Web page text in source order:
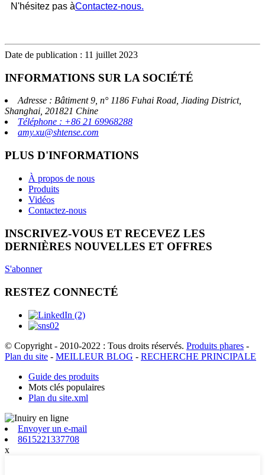
N'hésitez pas àContactez-nous.
Date de publication : 11 juillet 2023
INFORMATIONS SUR LA SOCIÉTÉ
Adresse : Bâtiment 9, n° 1186 Fuhai Road, Jiading District,
Shanghai, 201821 Chine
Téléphone : +86 21 69968288
amy.xu@shtense.com
PLUS D'INFORMATIONS
À propos de nous
Produits
Vidéos
Contactez-nous
INSCRIVEZ-VOUS ET RECEVEZ LES
DERNIÈRES NOUVELLES ET OFFRES
S'abonner
RESTEZ CONNECTÉ
© Copyright - 2010-2022 : Tous droits réservés. Produits phares -
Plan du site - MEILLEUR BLOG - RECHERCHE PRINCIPALE
Guide des produits
Mots clés populaires
Plan du site.xml
Envoyer un e-mail
8615221337708
x